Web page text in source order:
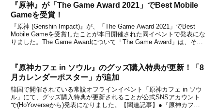
『原神』が「The Game Award 2021」でBest Mobile
Gameを受賞！
『原神 (Genshin Impact)』が、「The Game Award 2021」でBest
Mobile Gameを受賞したことが本日開催された同イベントで発表にな
りました。The Game Awardについて「The Game Award」は、その
『原神カフェ in ソウル』のグッズ購入特典が更新！「8
月カレンダーポスター」が追加
韓国で開催されている常設オフラインイベント「原神カフェ in ソウ
ル」にて、グッズ購入特典が更新されることが公式SNSアカウント
で(HoYoverseから)発表になりました。【関連記事】●『原神カフェ